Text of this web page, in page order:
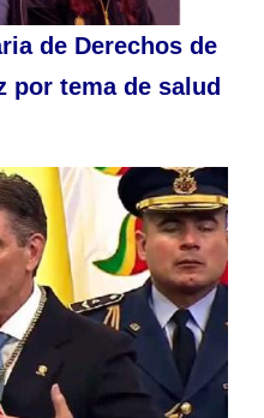
de Derechos de
por tema de salud